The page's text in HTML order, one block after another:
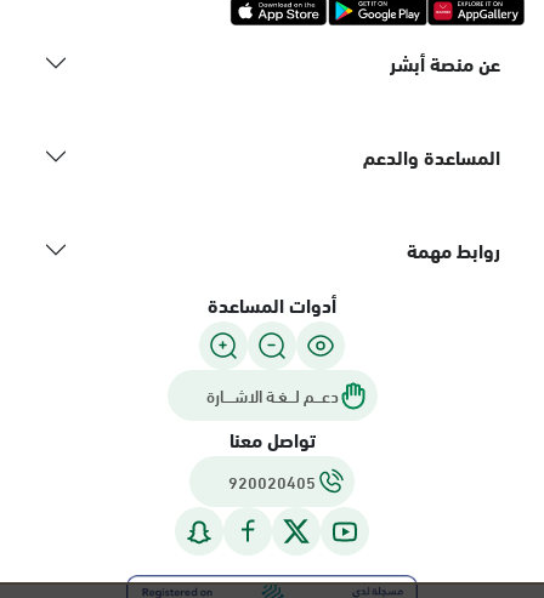
عن منصة أبشر
المساعدة والدعم
روابط مهمة
أدوات المساعدة
دعـــم لـــغـة الاشــــارة
تواصل معنا
920020405